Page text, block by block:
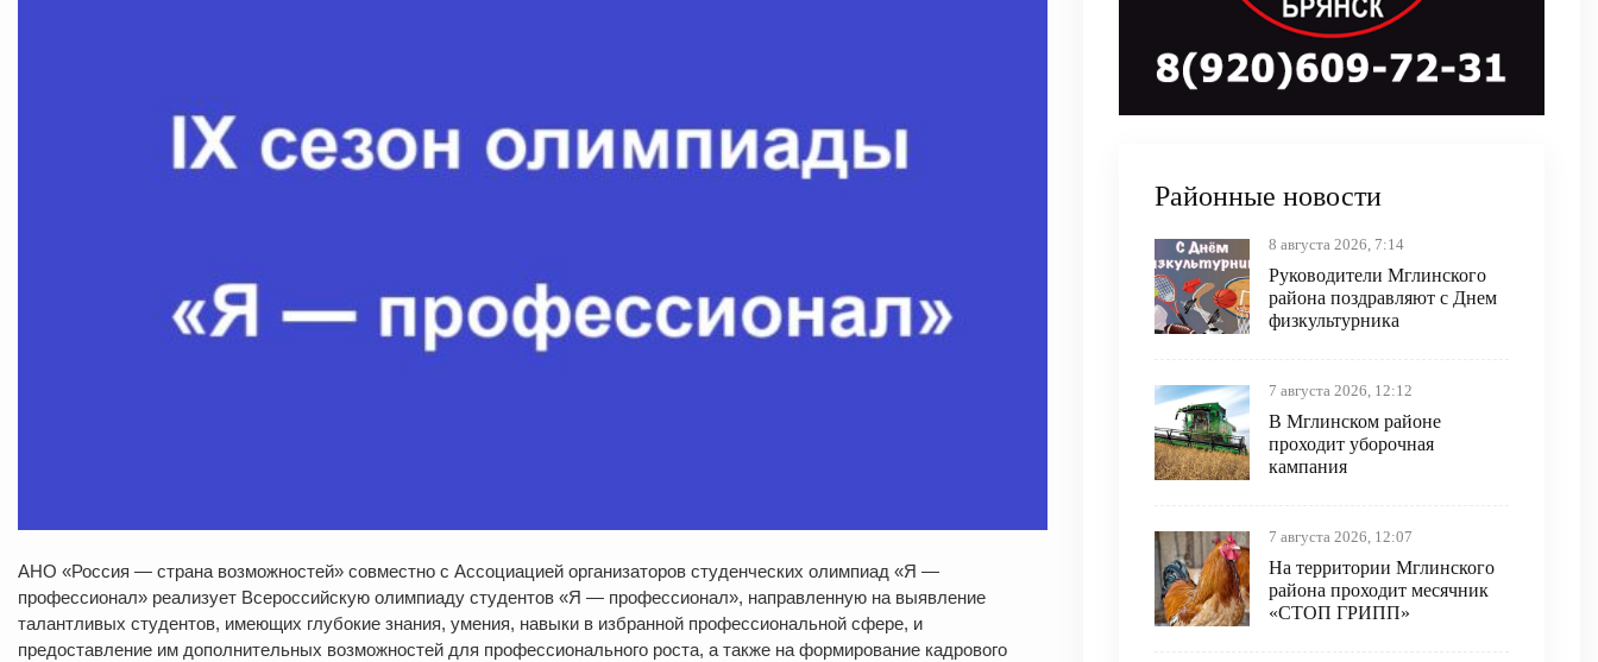
АНО «Россия — страна возможностей» совместно с Ассоциацией организаторов студенческих олимпиад «Я —
профессионал» реализует Всероссийскую олимпиаду студентов «Я — профессионал», направленную на выявление
талантливых студентов, имеющих глубокие знания, умения, навыки в избранной профессиональной сфере, и
предоставление им дополнительных возможностей для профессионального роста, а также на формирование кадрового
Районные новости
8 августа 2026, 7:14
Руководители Мглинского
района поздравляют с Днем
физкультурника
7 августа 2026, 12:12
В Мглинском районе
проходит уборочная
кампания
7 августа 2026, 12:07
На территории Мглинского
района проходит месячник
«СТОП ГРИПП»